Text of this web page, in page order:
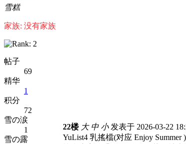
雪糕
家族: 没有家族
帖子
69
精华
1
积分
72
雪の涙
1
雪の露
22楼 大 中 小发表于 2026-03-22
YuList4 乳搖檔(对应 Enjoy Summer